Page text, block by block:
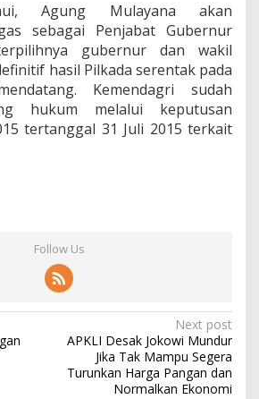
Agung Mulayana akan
sebagai Penjabat Gubernur
gubernur dan wakil
hasil Pilkada serentak pada
Kemendagri sudah
hukum melalui keputusan
tertanggal 31 Juli 2015 terkait
Follow Us
Next post
APKLI Desak Jokowi Mundur
Jika Tak Mampu Segera
Turunkan Harga Pangan dan
Normalkan Ekonomi